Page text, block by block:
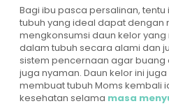
Bagi ibu pasca persalinan,
tubuh yang ideal dapat dengan
mengkonsumsi daun kelor
dalam tubuh secara alami dan
sistem pencernaan agar buang
juga nyaman. Daun kelor ini
membuat tubuh Moms kembali
kesehatan selama masa